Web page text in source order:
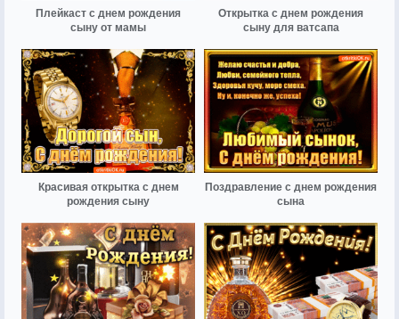
Плейкаст с днем рождения
сыну от мамы
Открытка с днем рождения
сыну для ватсапа
Красивая открытка с днем
рождения сыну
Поздравление с днем рождения
сына